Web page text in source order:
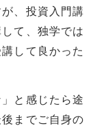
、投資入門講
て、独学では
して良かった
と感じたら途
までご自身の